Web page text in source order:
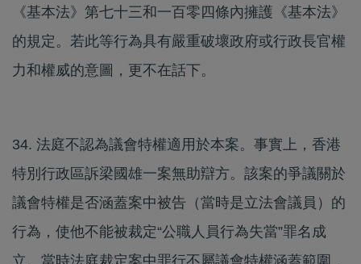
《基本法》第七十三和一百零四條內擁護《基本法》
的規定。若此等行為具有嚴重破壞政府或行政長官權
力和權威的意圖，更不在話下。
34. 法庭不認為議會特權適用於本案。事實上，香港
特別行政區訴梁國雄一案無助辯方。該案的爭議關於
議會特權是否涵蓋案中被告（當時是立法會議員）的
行為，使他不能被裁定“公職人員行為失當”罪名成